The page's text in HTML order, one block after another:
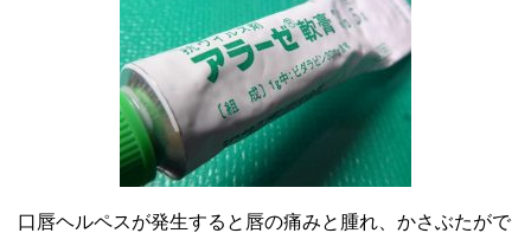
口唇ヘルペスが発生すると唇の痛みと腫れ、かさぶたがで